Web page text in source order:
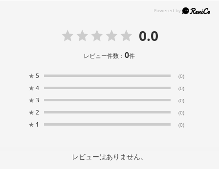
0.0
レビュー件数：0件
★ 5 (0)
★ 4 (0)
★ 3 (0)
★ 2 (0)
★ 1 (0)
レビューはありません。